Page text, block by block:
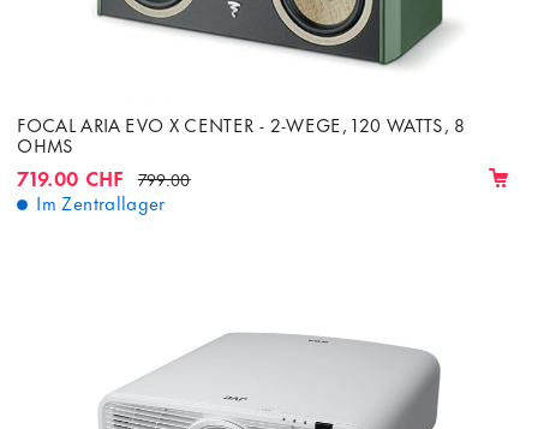
FOCAL ARIA EVO X CENTER - 2-WEGE, 120 WATTS, 8
OHMS
719.00 CHF 799.00
Im Zentrallager